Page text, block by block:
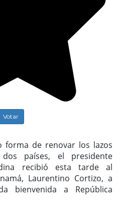
forma de renovar los lazos
países, el presidente
recibió esta tarde al
Laurentino Cortizo, a
bienvenida a República